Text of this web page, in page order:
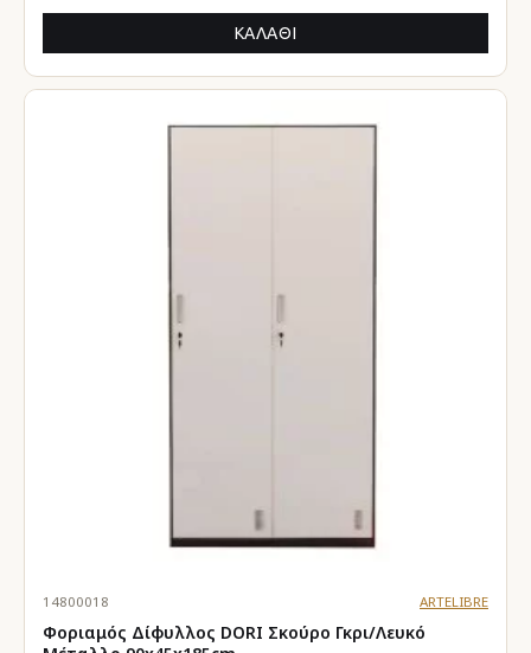
ΚΑΛΆΘΙ
14800018 ARTELIBRE
Φοριαμός Δίφυλλος DORI Σκούρο Γκρι/Λευκό